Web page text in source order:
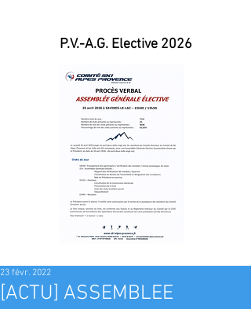
P.V.-A.G. Elective 2026
[ACTU] ASSEMBLEE
23 févr. 2022